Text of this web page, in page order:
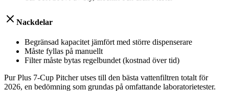
Nackdelar
Begränsad kapacitet jämfört med större dispenserare
Måste fyllas på manuellt
Filter måste bytas regelbundet (kostnad över tid)
Pur Plus 7-Cup Pitcher utses till den bästa vattenfiltren totalt för
2026, en bedömning som grundas på omfattande laboratorietester.